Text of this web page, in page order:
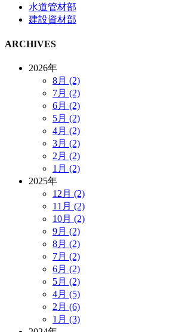
水道管材部
建設資材部
ARCHIVES
2026年
8月 (2)
7月 (2)
6月 (2)
5月 (2)
4月 (2)
3月 (2)
2月 (2)
1月 (2)
2025年
12月 (2)
11月 (2)
10月 (2)
9月 (2)
8月 (2)
7月 (2)
6月 (2)
5月 (2)
4月 (5)
2月 (6)
1月 (3)